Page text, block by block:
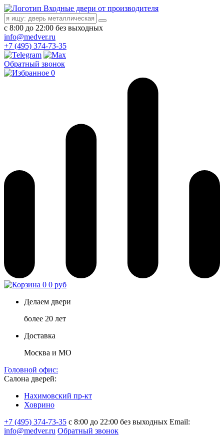
Входные двери от производителя
с 8:00 до 22:00 без выходных
info@medver.ru
+7 (495) 374-73-35
Обратный звонок
0
0 0 руб
Делаем двери
более 20 лет
Доставка
Москва и МО
Головной офис:
Салона дверей:
Нахимовский пр-кт
Ховрино
+7 (495) 374-73-35 с 8:00 до 22:00 без выходных Email:
info@medver.ru Обратный звонок